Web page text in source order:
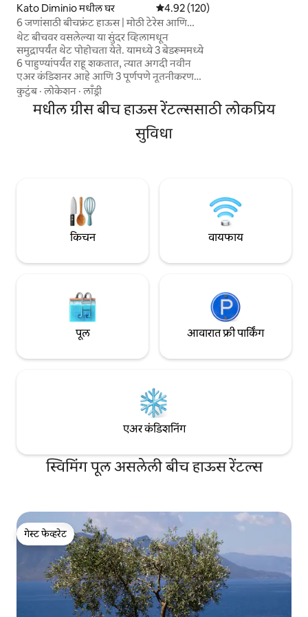
Kato Diminio मधील घर 5 पैकी 4.92 सरासरी रेटिंग, 120 रिव्ह्यूज
4.92 (120)
6 जणांसाठी बीचफ्रंट हाऊस | मोठी टेरेस आणि
समुद्राचे दृश्य
थेट बीचवर वसलेल्या या सुंदर व्हिलामधून
समुद्रापर्यंत थेट पोहोचता येते. यामध्ये 3 बेडरूममध्ये
6 पाहुण्यांपर्यंत राहू शकतात, त्यात अगदी नवीन
एअर कंडिशनर आहे आणि 3 पूर्णपणे नूतनीकरण
केलेले बाथरूम आहेत (2026). ऊर्जा-कार्यक्षम
खिडक्या आणि सर्व बाल्कनी दरवाजांवर
कीटकांपासून संरक्षण देणारे जाळी असलेले
प्रकाशमय आतील भाग संपूर्ण घरात समुद्राची ताजी
हवा आणतात. दोन बाल्कनींमधून
कुटुंब·लोकेशन ·लाँड्री
मधील ग्रीस बीच हाऊस रेंटल्ससाठी लोकप्रिय
सुविधा
किचन वायफाय
पूल आवारात फ्री पार्किंग
एअर कंडिशनिंग
स्विमिंग पूल असलेली बीच हाऊस रेंटल्स
गेस्ट फेव्हरेट
गेस्ट फेव्हरेट